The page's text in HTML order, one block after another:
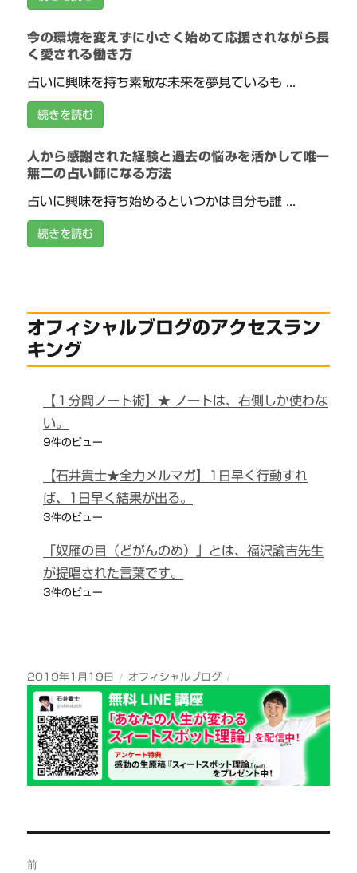
今の環境を変えずに小さく始めて応援されながら長
く愛される働き方
占いに興味を持ち素敵な未来を夢見ているも ...
続きを読む
人から感謝された経験と過去の悩みを活かして唯一
無二の占い師になる方法
占いに興味を持ち始めるといつかは自分も誰 ...
続きを読む
オフィシャルブログのアクセスラン
キング
【１分間ノート術】★ ノートは、右側しか使わな
い。
9件のビュー
【石井貴士★全力メルマガ】1日早く行動すれ
ば、1日早く結果が出る。
3件のビュー
「奴雁の目（どがんのめ）」とは、福沢諭吉先生
が提唱された言葉です。
3件のビュー
投
稿
2019年1月19日
カ
テ
ゴ
リ
ー
オフィシャルブログ
前